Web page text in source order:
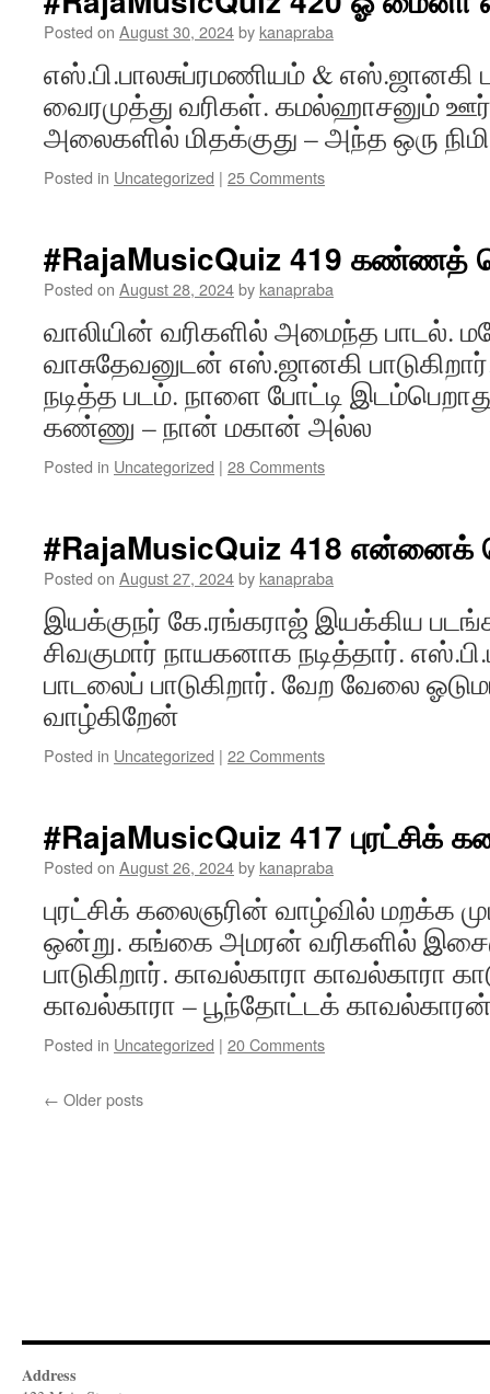
Posted on August 30, 2024by kanapraba
எஸ்.பி.பாலசுப்ரமணியம் & எஸ்.ஜானகி
வைரமுத்து வரிகள். கமல்ஹாசனும்
அலைகளில் மிதக்குது – அந்த ஒரு
Posted in Uncategorized | 25 Comments
#RajaMusicQuiz 419 கண்ணத்
Posted on August 28, 2024by kanapraba
வாலியின் வரிகளில் அமைந்த பாடல்.
வாசுதேவனுடன் எஸ்.ஜானகி
நடித்த படம். நாளை போட்டி
கண்ணு – நான் மகான் அல்ல
Posted in Uncategorized | 28 Comments
#RajaMusicQuiz 418
Posted on August 27, 2024by kanapraba
இயக்குநர் கே.ரங்கராஜ் இயக்கிய
சிவகுமார் நாயகனாக நடித்தார்.
பாடலைப் பாடுகிறார். வேற வேலை
வாழ்கிறேன்
Posted in Uncategorized | 22 Comments
#RajaMusicQuiz 417 புரட்சிக்
Posted on August 26, 2024by kanapraba
புரட்சிக் கலைஞரின் வாழ்வில் மறக்க
ஒன்று. கங்கை அமரன் வரிகளில்
பாடுகிறார். காவல்காரா காவல்காரா
காவல்காரா – பூந்தோட்டக்
Posted in Uncategorized | 20 Comments
← Older posts
Address